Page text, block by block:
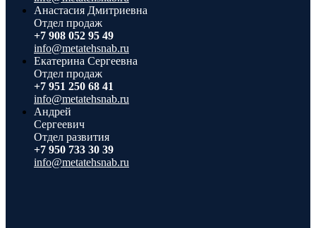
Анастасия Дмитриевна
Отдел продаж
+7 908 052 95 49
info@metatehsnab.ru
Екатерина Сергеевна
Отдел продаж
+7 951 250 68 41
info@metatehsnab.ru
Андрей
Сергеевич
Отдел развития
+7 950 733 30 39
info@metatehsnab.ru